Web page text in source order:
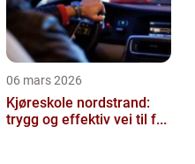
06 mars 2026
Kjøreskole nordstrand:
trygg og effektiv vei til f...